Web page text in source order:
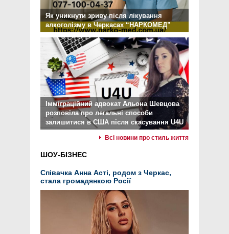
Як уникнути зриву після лікування
алкоголізму в Черкасах “НАРКОМЕД”
Імміграційний адвокат Альона Шевцова
розповіла про легальні способи
залишитися в США після скасування U4U
Всі новини про стиль життя
ШОУ-БІЗНЕС
Співачка Анна Асті, родом з Черкас,
стала громадянкою Росії